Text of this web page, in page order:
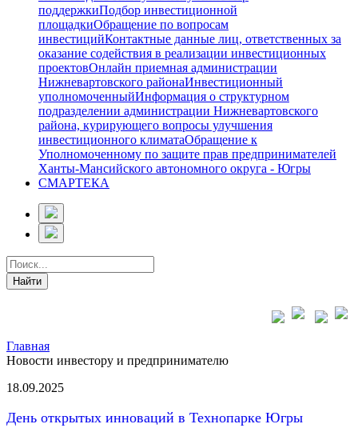
поддержкиПодбор инвестиционной
площадкиОбращение по вопросам
инвестицийКонтактные данные лиц, ответственных за
оказание содействия в реализации инвестиционных
проектовОнлайн приемная администрации
Нижневартовского районаИнвестиционный
уполномоченныйИнформация о структурном
подразделении администрации Нижневартовского
района, курирующего вопросы улучшения
инвестиционного климатаОбращение к
Уполномоченному по защите прав предпринимателей
Ханты-Мансийского автономного округа - Югры
СМАРТЕКА
Главная
Новости инвестору и предпринимателю
18.09.2025
День открытых инноваций в Технопарке Югры